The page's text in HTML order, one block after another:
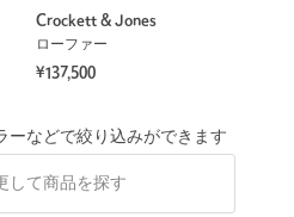
Crockett & Jones
ローファー
¥137,500
ーなどで絞り込みができます
して商品を探す